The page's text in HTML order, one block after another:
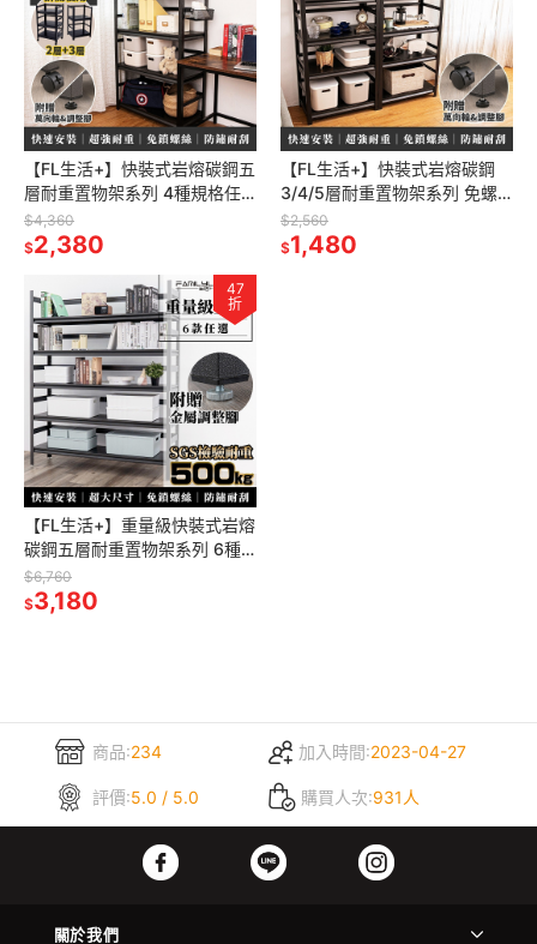
【FL生活+】快裝式岩熔碳鋼五
層耐重置物架系列 4種規格任
選 角鋼架 鐵架 貨架 鐵力士架
黑色角鋼層架 陳列架 層櫃
$4,360
$2,380
【FL生活+】快裝式岩熔碳鋼
3/4/5層耐重置物架系列 免螺
絲角鋼 展示架 層架 置物架 廚
房層架 廚房收納架 貨架
$2,560
$1,480
47
折
【FL生活+】重量級快裝式岩熔
碳鋼五層耐重置物架系列 6種
規格任選 角鋼架 鐵架 貨架 鐵
力士架 免螺絲 耐重架 陳列架
$6,760
$3,180
商品:234 加入時間:2023-04-27
評價:5.0 / 5.0 購買人次:931人
關於我們